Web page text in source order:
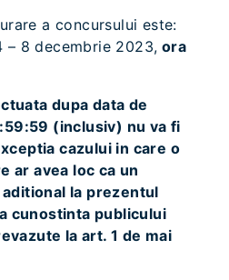
a concursului este:
– 8 decembrie 2023, ora
dupa data de
(inclusiv) nu va fi
cazului in care o
ar avea loc ca un
la prezentul
cunostinta publicului
la art. 1 de mai